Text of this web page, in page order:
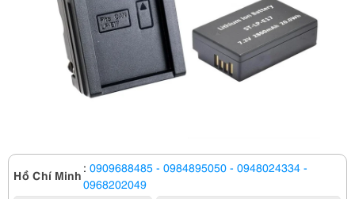
Hồ Chí Minh : 0909688485 - 0984895050 - 0948024334 -
0968202049